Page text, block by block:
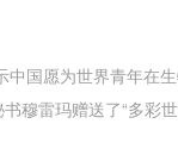
国愿为世界青年在
穆雷玛赠送了“多彩